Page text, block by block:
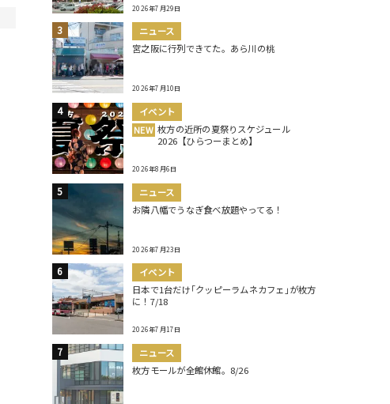
2026年7月29日
ニュース
宮之阪に行列できてた。あら川の桃
2026年7月10日
イベント
NEW 枚方の近所の夏祭りスケジュール
2026【ひらつーまとめ】
2026年8月6日
ニュース
お隣八幡でうなぎ食べ放題やってる！
2026年7月23日
イベント
日本で1台だけ｢クッピーラムネカフェ｣が枚方
に！7/18
2026年7月17日
ニュース
枚方モールが全館休館。8/26